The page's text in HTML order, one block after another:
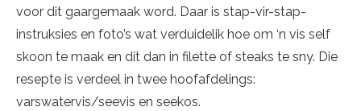
voor dit gaargemaak word. Daar is stap-vir-stap-
instruksies en foto’s wat verduidelik hoe om ‘n vis self
skoon te maak en dit dan in filette of steaks te sny. Die
resepte is verdeel in twee hoofafdelings:
varswatervis/seevis en seekos.